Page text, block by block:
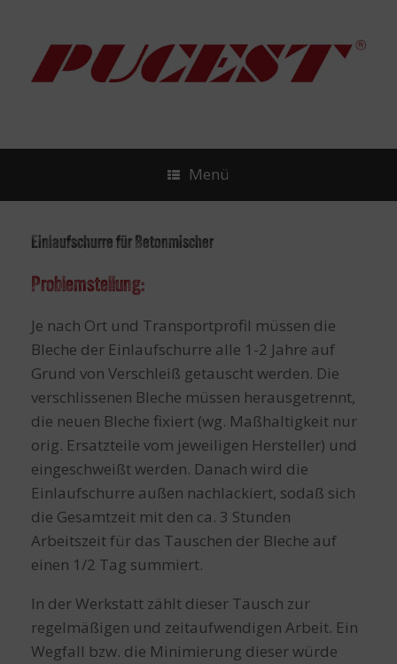
Menü
Einlaufschurre für Betonmischer
Problemstellung:
Je nach Ort und Transportprofil müssen die
Bleche der Einlaufschurre alle 1-2 Jahre auf
Grund von Verschleiß getauscht werden. Die
verschlissenen Bleche müssen herausgetrennt,
die neuen Bleche fixiert (wg. Maßhaltigkeit nur
orig. Ersatzteile vom jeweiligen Hersteller) und
eingeschweißt werden. Danach wird die
Einlaufschurre außen nachlackiert, sodaß sich
die Gesamtzeit mit den ca. 3 Stunden
Arbeitszeit für das Tauschen der Bleche auf
einen 1/2 Tag summiert.
In der Werkstatt zählt dieser Tausch zur
regelmäßigen und zeitaufwendigen Arbeit. Ein
Wegfall bzw. die Minimierung dieser würde